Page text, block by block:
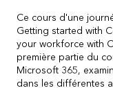
Ce cours d'une
Getting started with
your workforce with
première partie du
Microsoft 365,
dans les différentes